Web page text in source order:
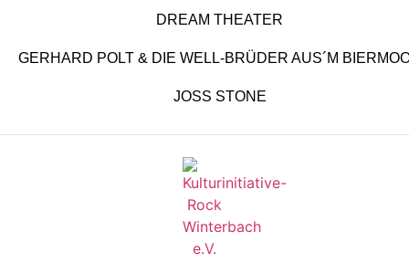
DREAM THEATER
GERHARD POLT & DIE WELL-BRÜDER AUS´M
JOSS STONE